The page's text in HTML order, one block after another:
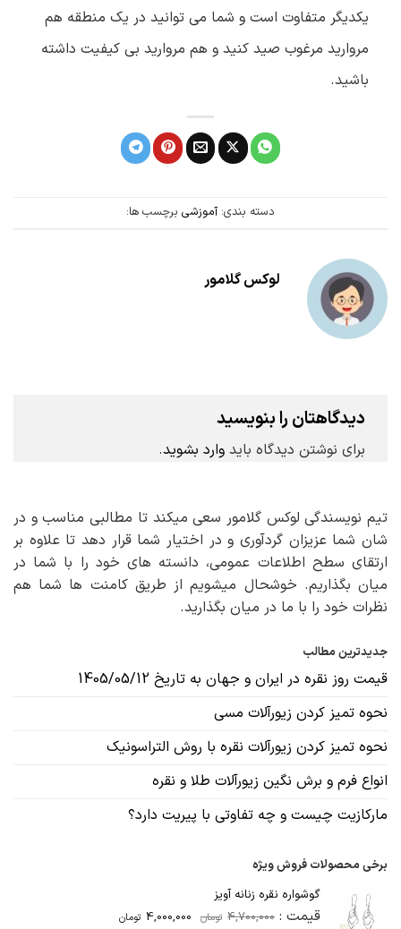
یکدیگر متفاوت است و شما می توانید در یک منطقه هم
مروارید مرغوب صید کنید و هم مروارید بی کیفیت داشته
باشید.
دسته بندی: آموزشی برچسب ها:
لوکس گلامور
دیدگاهتان را بنویسید
برای نوشتن دیدگاه باید وارد بشوید.
تیم نویسندگی لوکس گلامور سعی میکند تا مطالبی مناسب و در
شان شما عزیزان گردآوری و در اختیار شما قرار دهد تا علاوه بر
ارتقای سطح اطلاعات عمومی، دانسته های خود را با شما در
میان بگذاریم. خوشحال میشویم از طریق کامنت ها شما هم
نظرات خود را با ما در میان بگذارید.
جدیدترین مطالب
قیمت روز نقره در ایران و جهان به تاریخ 1405/05/12
نحوه تمیز کردن زیورآلات مسی
نحوه تمیز کردن زیورآلات نقره با روش التراسونیک
انواع فرم و برش نگین زیورآلات طلا و نقره
مارکازیت چیست و چه تفاوتی با پیریت دارد؟
برخی محصولات فروش ویژه
گوشواره نقره زنانه آویز
قیمت : 4,700,000 تومان
قیمت
4,000,000 تومانقیمت